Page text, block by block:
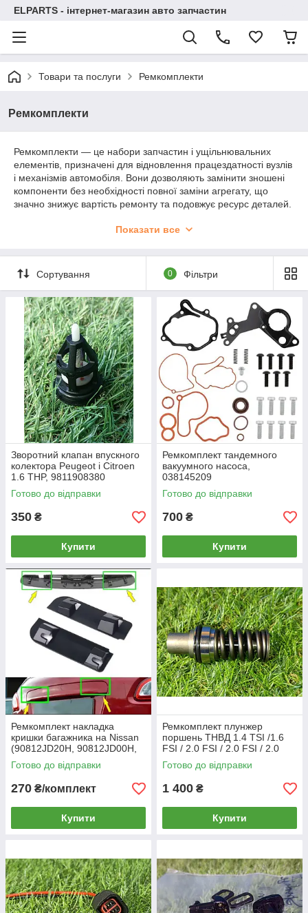
ELPARTS - інтернет-магазин авто запчастин
Товари та послуги Ремкомплекти
Ремкомплекти
Ремкомплекти — це набори запчастин і ущільнювальних
елементів, призначені для відновлення працездатності вузлів
і механізмів автомобіля. Вони дозволяють замінити зношені
компоненти без необхідності повної заміни агрегату, що
значно знижує вартість ремонту та подовжує ресурс деталей.
для паливних, гальмівних, вакуумних, кермових та інших
✔ Точна відповідність та повна сумісність деталей
✔ Економія коштів у порівнянні з заміною вузла
✔ Відновлення герметичності та працездатності механізмів
✔ Якісні матеріали та зносостійкі ущільнення
✔ Підбір ремкомплектів за маркою авто, моделлю та роком
випуску
Обирайте надійні ремкомплекти — для ефективного та
довговічного ремонту автомобіля.
Показати все
Сортування 0 Фільтри
Зворотний клапан впускного
колектора Peugeot і Citroen
1.6 THP, 9811908380
Готово до відправки
350 ₴
Купити
Ремкомплект тандемного
вакуумного насоса,
038145209
Готово до відправки
700 ₴
Купити
Ремкомплект накладка
кришки багажника на Nissan
(90812JD20H, 90812JD00H,
90812JD01H)
Готово до відправки
270 ₴/комплект
Купити
Ремкомплект плунжер
поршень ТНВД 1.4 TSI /1.6
FSI / 2.0 FSI / 2.0 FSI / 2.0
TFSI / 3.6
Готово до відправки
1 400 ₴
Купити